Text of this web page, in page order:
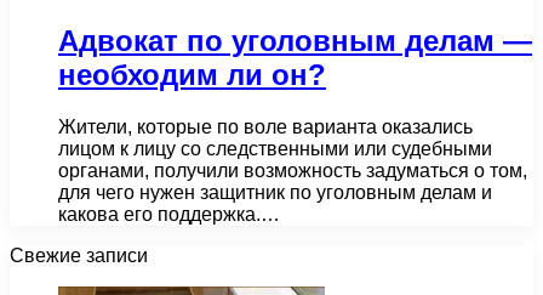
Адвокат по уголовным делам —
необходим ли он?
Жители, которые по воле варианта оказались
лицом к лицу со следственными или судебными
органами, получили возможность задуматься о том,
для чего нужен защитник по уголовным делам и
какова его поддержка.…
Свежие записи